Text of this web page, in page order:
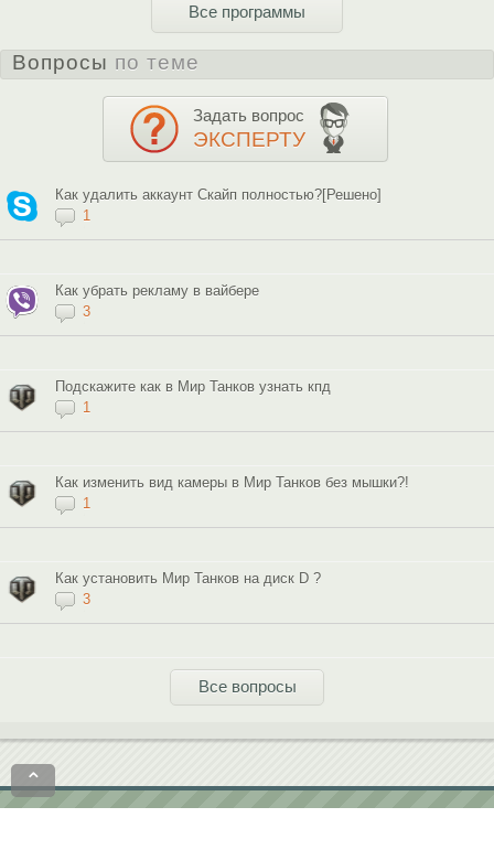
Все программы
Вопросы по теме
Задать вопрос
ЭКСПЕРТУ
Как удалить аккаунт Скайп полностью?[Решено]
1
Как убрать рекламу в вайбере
3
Подскажите как в Мир Танков узнать кпд
1
Как изменить вид камеры в Мир Танков без мышки?!
1
Как установить Мир Танков на диск D ?
3
Все вопросы
⌃